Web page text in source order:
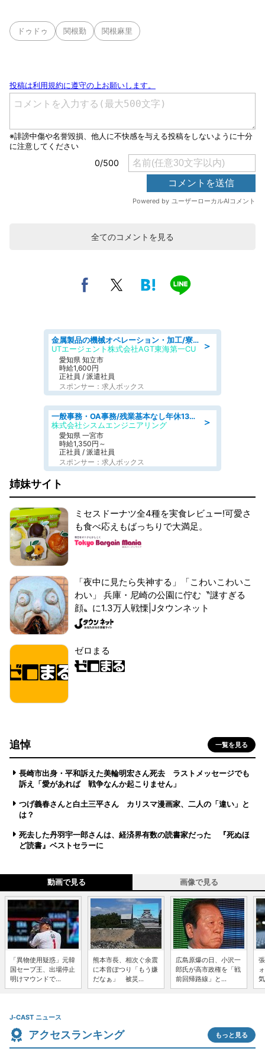
ドゥドゥ 関根勤 関根麻里
全てのコメントを見る
＞
金属製品の機械オペレーション・加工/寮完備/日払い/工場・製造
UTエージェント株式会社AGT東海第一CU
愛知県 知立市
時給1,600円
正社員 / 派遣社員
スポンサー：求人ボックス
＞
一般事務・OA事務/残業基本なし年休130日社保完備の一般・調達事務
株式会社シスムエンジニアリング
愛知県 一宮市
時給1,350円～
正社員 / 派遣社員
スポンサー：求人ボックス
姉妹サイト
ミセスドーナツ全4種を実食レビュー!可愛さ
も食べ応えもばっちりで大満足。
「夜中に見たら失神する」「こわいこわいこ
わい」 兵庫・尼崎の公園に佇む〝謎すぎる
顔〟に1.3万人戦慄|Jタウンネット
ゼロまる
追悼 一覧を見る
長崎市出身・平和訴えた美輪明宏さん死去 ラストメッセージでも
訴え「愛があれば 戦争なんか起こりません」
つげ義春さんと白土三平さん カリスマ漫画家、二人の「違い」と
は？
死去した丹羽宇一郎さんは、経済界有数の読書家だった 『死ぬほ
ど読書』ベストセラーに
動画で見る 画像で見る
「異物使用疑惑」元韓
国セーブ王、出場停止
明けマウンドで...
熊本市長、相次ぐ余震
に本音ぽつり「もう嫌
だなぁ」 被災...
広島原爆の日、小沢一
郎氏が高市政権を「戦
前回帰路線」と...
J-CAST ニュース
アクセスランキング もっと見る